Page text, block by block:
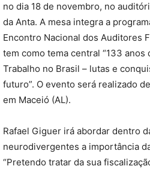
no dia 18 de novembro, no
da Anta. A mesa integra a
Encontro Nacional dos Auditores
tem como tema central “133 anos
Trabalho no Brasil – lutas e
futuro”. O evento será realizado
em Maceió (AL).
Rafael Giguer irá abordar dentro
neurodivergentes a importância
“Pretendo tratar da sua